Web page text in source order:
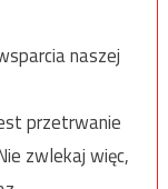
naszej
przetrwanie
zwlekaj więc,